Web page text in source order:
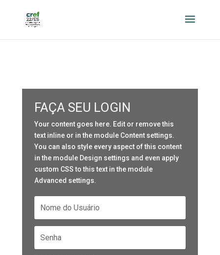
FAÇA SEU LOGIN
Your content goes here. Edit or remove this
text inline or in the module Content settings.
You can also style every aspect of this content
in the module Design settings and even apply
custom CSS to this text in the module
Advanced settings.